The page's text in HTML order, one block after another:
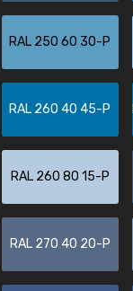
RAL 250 60 30-P
RAL 260 40 45-P
RAL 260 80 15-P
RAL 270 40 20-P